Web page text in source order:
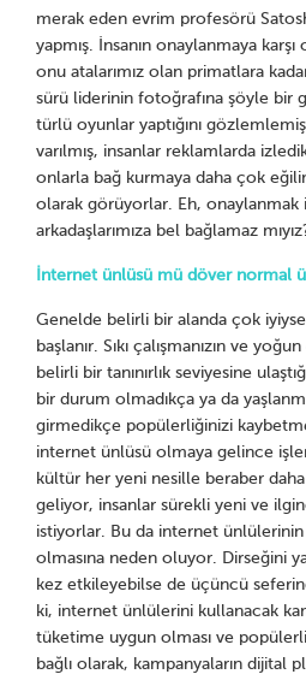
merak eden evrim profesörü
yapmış. İnsanın onaylanmaya karşı
onu atalarımız olan primatlara
sürü liderinin fotoğrafına şöyle bir
türlü oyunlar yaptığını
varılmış, insanlar reklamlarda
onlarla bağ kurmaya daha çok
olarak görüyorlar. Eh, onaylanmak
arkadaşlarımıza bel bağlamaz
İnternet ünlüsü mü döver normal
Genelde belirli bir alanda çok
başlanır. Sıkı çalışmanızın ve
belirli bir tanınırlık seviyesine
bir durum olmadıkça ya da
girmedikçe popülerliğinizi
internet ünlüsü olmaya gelince
kültür her yeni nesille beraber
geliyor, insanlar sürekli yeni ve
istiyorlar. Bu da internet
olmasına neden oluyor. Dirseğini
kez etkileyebilse de üçüncü
ki, internet ünlülerini kullanacak
tüketime uygun olması ve
bağlı olarak, kampanyaların dijital